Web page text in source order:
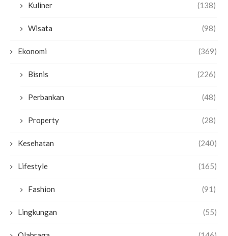
Kuliner (138)
Wisata (98)
Ekonomi (369)
Bisnis (226)
Perbankan (48)
Property (28)
Kesehatan (240)
Lifestyle (165)
Fashion (91)
Lingkungan (55)